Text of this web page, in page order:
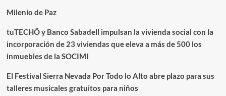
Milenio de Paz
tuTECHÔ y Banco Sabadell impulsan la vivienda social con la
incorporación de 23 viviendas que eleva a más de 500 los
inmuebles de la SOCIMI
El Festival Sierra Nevada Por Todo lo Alto abre plazo para sus
talleres musicales gratuitos para niños